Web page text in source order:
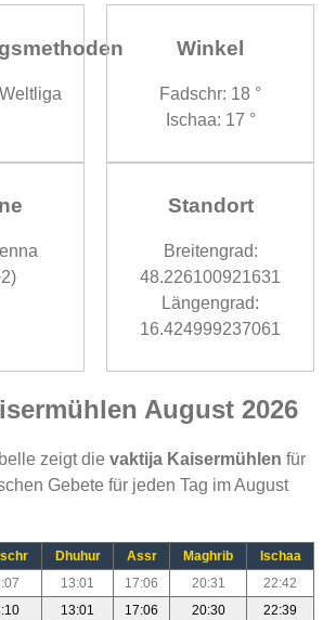
Winkel
Fadschr: 18 °
Ischaa: 17 °
Standort
Breitengrad:
48.226100921631
Längengrad:
16.424999237061
August 2026
zeigt die vaktija Kaisermühlen für
Gebete für jeden Tag im August
Dhuhur Assr Maghrib
Ischaa
13:01 17:06 20:31
22:42
13:01 17:06 20:30
22:39